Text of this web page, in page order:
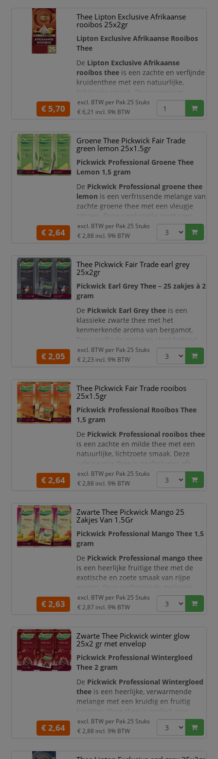
De combinatie van fruitige aroma’s
biedt een volle en frisse smaak met
een zachte afdronk. Dankzij de
grootverpakking met 100 theezakjes
bent u verzek
Thee Lipton Exclusive Afrikaanse
rooibos 25x2gr
Lipton Exclusive Afrikaanse Rooibos
Thee
De Lipton Exclusive Afrikaanse
rooibos thee is een zachte en verfijnde
kruidenthee met een natuurlijke,
lichtzoete smaak. Deze premium
rooibos is afkomstig uit Zuid-Afrika en
staat bekend om zijn warme karakter
De zorgvuldig geselecteerde rooibos
zorgt voor een volle en
uitgebalanceerde smaakbeleving met
een zachte afdronk. Dankzij de
hoogwaardige kwaliteit uit de Exclusive
lijn genie
€ 5,70
excl. BTW per Pak 25 Stuks
€ 6,21 incl. 9% BTW
Groene Thee Pickwick Fair Trade
green lemon 25x1.5gr
Pickwick Professional Groene Thee
Lemon 1,5 gram
De Pickwick Professional groene thee
lemon is een verfrissende melange van
zachte groene thee met een vleugje
citroen. Deze combinatie zorgt voor
een lichte, frisse en aromatische smaak
die perfect is voor ieder moment van
De zorgvuldig samengestelde blend
biedt een mooie balans tussen de
milde smaak van groene thee en de
frisse citrus tonen van citroen. Dankzij
de theezakjes van 1,5
€ 2,64
excl. BTW per Pak 25 Stuks
€ 2,88 incl. 9% BTW
Thee Pickwick Fair Trade earl grey
25x2gr
Pickwick Earl Grey Thee – 25 zakjes à 2
gram
De Pickwick Earl Grey thee is een
klassieke zwarte thee met het
kenmerkende aroma van bergamot.
Deze verfijnde melange staat bekend
om zijn frisse, licht citrusachtige smaak
en biedt een elegante thee-ervaring
De zorgvuldig samengestelde blend
zorgt voor een perfecte balans tussen
krachtige zwarte thee en aromatische
citrusnoten. Dankzij de verpakking met
25 theezakj
€ 2,05
excl. BTW per Pak 25 Stuks
€ 2,23 incl. 9% BTW
Thee Pickwick Fair Trade rooibos
25x1.5gr
Pickwick Professional Rooibos Thee
1,5 gram
De Pickwick Professional rooibos thee
is een zachte en milde thee met een
natuurlijke, lichtzoete smaak. Deze
cafeïnevrije thee is perfect voor elk
moment van de dag en bijzonder
geschikt voor ontspannende
De zorgvuldig geselecteerde rooibos
zorgt voor een warme en volle
smaakbeleving. Dankzij de handige
theezakjes van 1,5 gram bent u
verzekerd van een perfecte dosering
€ 2,64
excl. BTW per Pak 25 Stuks
€ 2,88 incl. 9% BTW
Zwarte Thee Pickwick Mango 25
Zakjes Van 1.5Gr
Pickwick Professional Mango Thee 1,5
gram
De Pickwick Professional mango thee
is een heerlijke fruitige thee met de
exotische en zoete smaak van rijpe
mango. Deze verfrissende melange
biedt een tropische smaakbeleving en
is perfect voor elk moment van de dag.
zorgt voor een zachte en aromatische
smaak met een licht zoete ondertoon.
Dankzij de handige theezakjes van 1,5
gram geniet u altijd van een perfect g
€ 2,63
excl. BTW per Pak 25 Stuks
€ 2,87 incl. 9% BTW
Zwarte Thee Pickwick winter glow
25x2 gr met envelop
Pickwick Professional Wintergloed
Thee 2 gram
De Pickwick Professional Wintergloed
thee is een heerlijke, verwarmende
melange met een kruidig en fruitig
karakter. Deze thee is perfect voor
koude dagen en gezellige momenten,
dankzij de rijke combinatie van
De volle smaak en het warme aroma
€ 2,64
excl. BTW per Pak 25 Stuks
€ 2,88 incl. 9% BTW